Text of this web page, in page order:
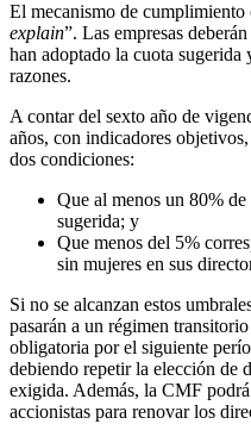
El mecanismo de cumplimiento
explain”. Las empresas
han adoptado la cuota
razones.
A contar del sexto año de
años, con indicadores
dos condiciones:
Que al menos un 80%
sugerida; y
Que menos del 5%
sin mujeres en sus
Si no se alcanzan estos
pasarán a un régimen
obligatoria por el siguiente
debiendo repetir la elección de
exigida. Además, la CMF
accionistas para renovar los